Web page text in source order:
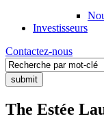
Investisseurs
Contactez-nous
The Estée